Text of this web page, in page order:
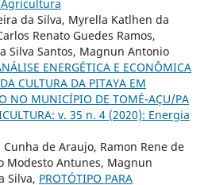
da Silva, Myrella Katlhen da
Renato Guedes Ramos,
Silva Santos, Magnun Antonio
ENERGÉTICA E ECONÔMICA
CULTURA DA PITAYA EM
NO MUNICÍPIO DE TOMÉ-AÇU/PA
v. 35 n. 4 (2020): Energia
de Araujo, Ramon Rene de
Modesto Antunes, Magnun
Silva, PROTÓTIPO PARA